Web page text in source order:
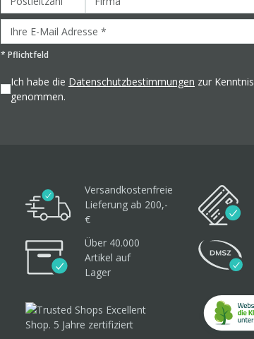
* Pflichtfeld
Ich habe die Datenschutzbestimmungen zur Kenntnis
genommen.
Versandkostenfreie
Lieferung ab 200,-
€
Über 40.000
Artikel auf
Lager